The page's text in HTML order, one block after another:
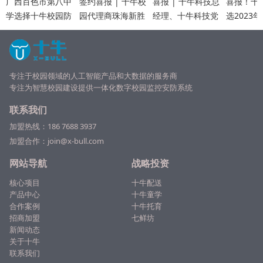
学选择十牛校园防
霸凌系统，筑立校
园防霸凌建设
园代理商珠海新胜
网络科技加盟十牛
经理、十牛科技党
支部书记李琼当选
委员
选2023
上市企业
专注于校园领域的人工智能产品和大数据的服务商
专注为智慧校园建设提供一体化数字校园监控安防系统
联系我们
加盟热线： 186 7688 3937
加盟合作：join@x-bull.com
网站导航
核心项目
产品中心
合作案例
招商加盟
新闻动态
关于十牛
联系我们
战略投资
十牛配送
十牛童学
十牛托育
七鲜坊